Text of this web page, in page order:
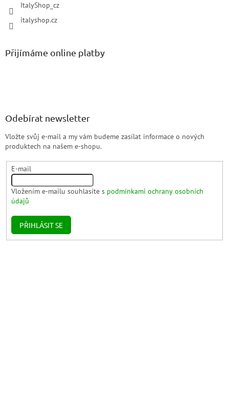
ItalyShop_cz
italyshop.cz
Přijímáme online platby
Odebírat newsletter
Vložte svůj e-mail a my vám budeme zasílat informace o nových
produktech na našem e-shopu.
E-mail
Vložením e-mailu souhlasíte s podmínkami ochrany osobních
údajů
PŘIHLÁSIT SE